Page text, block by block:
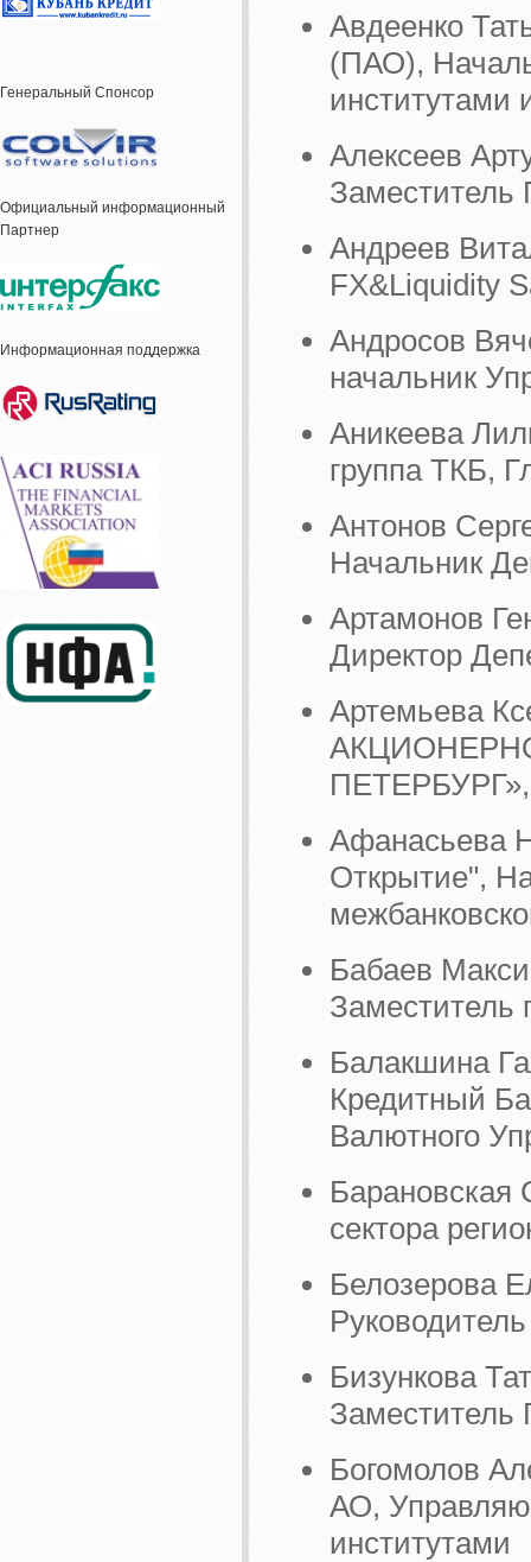
Генеральный Спонсор
Официальный информационный
Партнер
Информационная поддержка
Авдеенко
(ПАО),
институтами
Алексеев
Заместитель
Андреев
FX&Liquidity
Андросов
начальник
Аникеева
группа ТКБ,
Антонов
Начальник
Артамонов
Директор
Артемьева
ПЕТЕРБУРГ»,
Афанасьева
Открытие",
Бабаев
Заместитель
Балакшина
Кредитный
Валютного
Барановская
сектора
Белозерова
Бизункова
Заместитель
Богомолов
АО,
институтами